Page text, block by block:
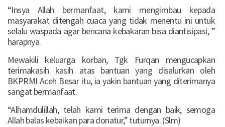
“Insya Allah bermanfaat, kami mengimbau kepada
masyarakat ditengah cuaca yang tidak menentu ini untuk
selalu waspada agar bencana kebakaran bisa diantisipasi, ”
harapnya.
Mewakili keluarga korban, Tgk Furqan mengucapkan
terimakasih kasih atas bantuan yang disalurkan oleh
BKPRMI Aceh Besar itu, ia yakin bantuan yang diterimanya
sangat bermanfaat.
“Alhamdulillah, telah kami terima dengan baik, semoga
Allah balas kebaikan para donatur,” tuturnya. (Slm)